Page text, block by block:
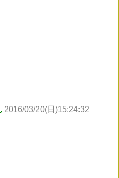
2016/03/20(日)15:24:32